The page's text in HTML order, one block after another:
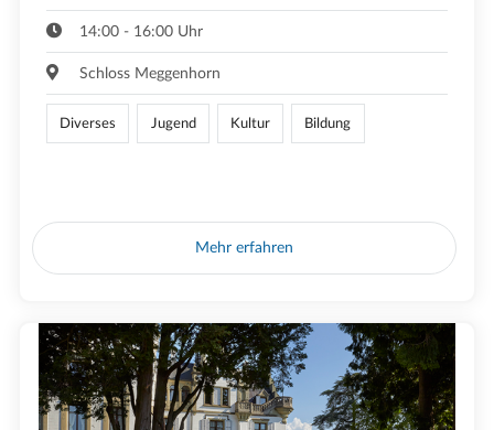
14:00 - 16:00 Uhr
Schloss Meggenhorn
Diverses Jugend Kultur Bildung
Mehr erfahren